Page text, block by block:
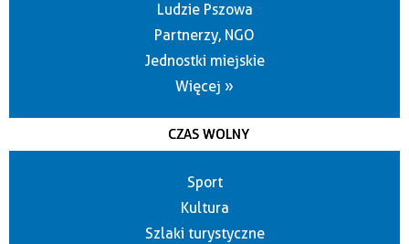
Ludzie Pszowa
Partnerzy, NGO
Jednostki miejskie
Więcej »
CZAS WOLNY
Sport
Kultura
Szlaki turystyczne